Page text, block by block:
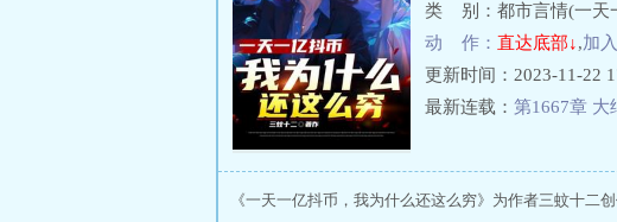
类 别：都市言情(一天
动 作： 直达底部↓,加
更新时间：2023-11-22
最新连载： 第1667章 大
《一天一亿抖币，我为什么还这么穷》为作者三蚊十二